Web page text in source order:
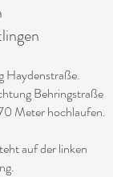
Haydenstraße.
Behringstraße
Meter hochlaufen.
auf der linken